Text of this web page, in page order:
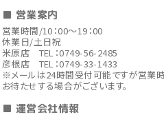
■ 営業案内
営業時間/10：00～19：00
休業日/土日祝
米原店 TEL：0749-56-2485
彦根店 TEL：0749-33-1433
※メールは24時間受付可能ですが営業時
お待たせする場合がございます。
■ 運営会社情報